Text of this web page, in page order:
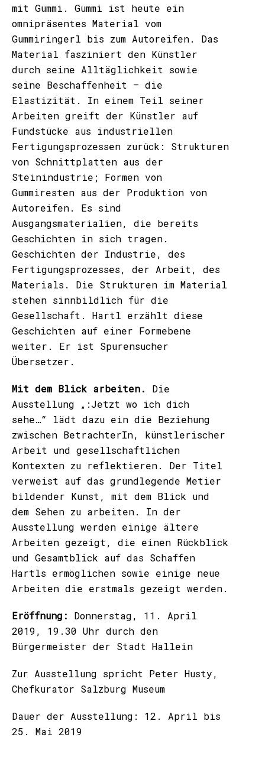
mit Gummi. Gummi ist heute ein
omnipräsentes Material vom
Gummiringerl bis zum Autoreifen. Das
Material fasziniert den Künstler
durch seine Alltäglichkeit sowie
seine Beschaffenheit – die
Elastizität. In einem Teil seiner
Arbeiten greift der Künstler auf
Fundstücke aus industriellen
Fertigungsprozessen zurück: Strukturen
von Schnittplatten aus der
Steinindustrie; Formen von
Gummiresten aus der Produktion von
Autoreifen. Es sind
Ausgangsmaterialien, die bereits
Geschichten in sich tragen.
Geschichten der Industrie, des
Fertigungsprozesses, der Arbeit, des
Materials. Die Strukturen im Material
stehen sinnbildlich für die
Gesellschaft. Hartl erzählt diese
Geschichten auf einer Formebene
weiter. Er ist Spurensucher
Übersetzer.
Mit dem Blick arbeiten. Die
Ausstellung „:Jetzt wo ich dich
sehe…“ lädt dazu ein die Beziehung
zwischen BetrachterIn, künstlerischer
Arbeit und gesellschaftlichen
Kontexten zu reflektieren. Der Titel
verweist auf das grundlegende Metier
bildender Kunst, mit dem Blick und
dem Sehen zu arbeiten. In der
Ausstellung werden einige ältere
Arbeiten gezeigt, die einen Rückblick
und Gesamtblick auf das Schaffen
Hartls ermöglichen sowie einige neue
Arbeiten die erstmals gezeigt werden.
Eröffnung: Donnerstag, 11. April
2019, 19.30 Uhr durch den
Bürgermeister der Stadt Hallein
Zur Ausstellung spricht Peter Husty,
Chefkurator Salzburg Museum
Dauer der Ausstellung: 12. April bis
25. Mai 2019